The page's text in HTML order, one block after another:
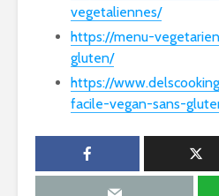
vegetaliennes/
https://menu-
gluten/
https://
facile-vegan-sans-